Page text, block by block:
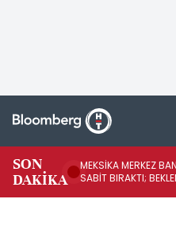
SON
DAKİKA
MEKSİKA MERKEZ
SABİT BIRAKTI;